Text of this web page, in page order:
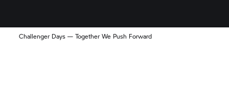
Challenger Days — Together We Push Forward